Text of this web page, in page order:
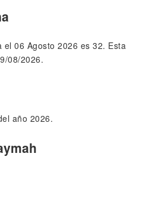
el 06 Agosto 2026 es 32. Esta
08/2026.
año 2026.